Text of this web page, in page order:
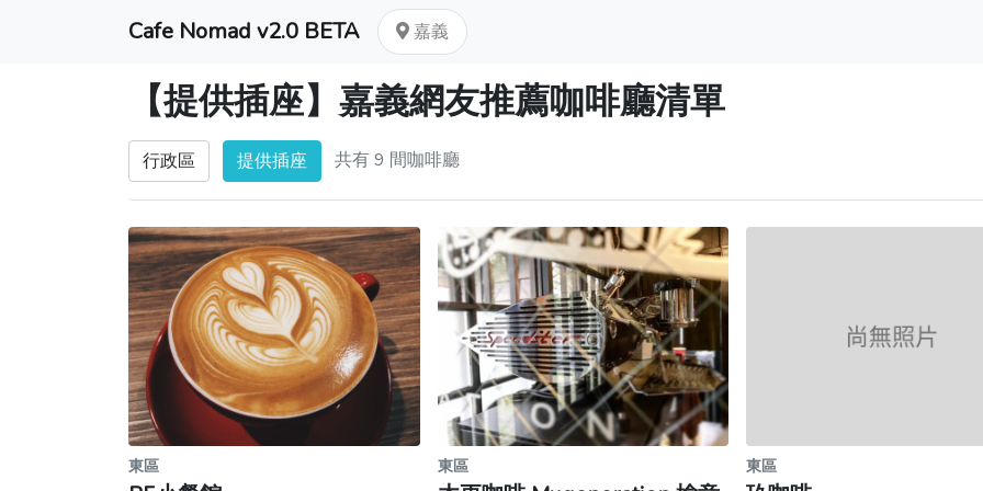
Cafe Nomad v2.0 BETA 嘉義
【提供插座】嘉義網友推薦咖啡廳清單
行政區 提供插座 共有 9 間咖啡廳
東區 東區 東區